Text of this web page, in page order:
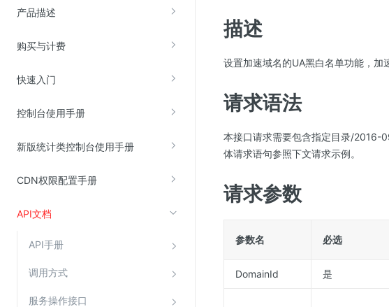
产品描述
购买与计费
快速入门
控制台使用手册
新版统计类控制台使用手册
CDN权限配置手册
API文档
API手册
调用方式
服务操作接口
在线迁移服务
视频云服务
云直播(KLS)
边缘节点计算
金山云云防火墙
云堡垒机
高防IP(KAD)
DDoS原生高防
描述
设置加速域名的UA黑白名单功能，加
请求语法
本接口请求需要包含指定目录/2016-
体请求语句参照下文请求示例。
请求参数
参数名 必选
DomainId 是